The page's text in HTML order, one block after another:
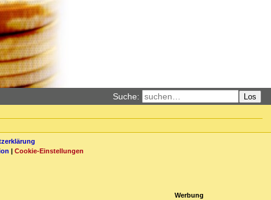
Suche: Los
| Cookie-Einstellungen
Werbung